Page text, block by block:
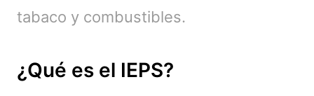
tabaco y combustibles.
¿Qué es el IEPS?